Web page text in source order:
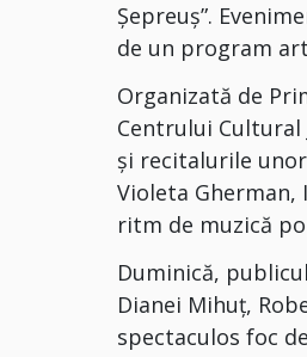
Șepreuș”.
de un program
Organizată de
Centrului Cultural
și recitalurile
Violeta Gherman,
ritm de muzică
Duminică,
Dianei Mihuț,
spectaculos foc